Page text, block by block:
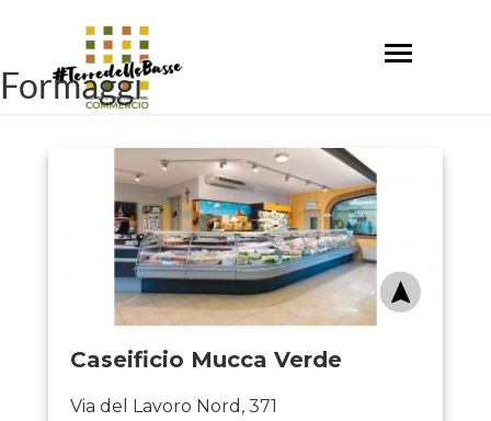
contenuto
principale
Toggle
Formaggi
Caseificio Mucca Verde
Via del Lavoro Nord, 371